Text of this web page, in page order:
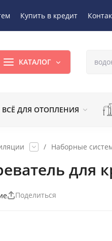
Купить в кредит
КАТАЛОГ
ВСЁ ДЛЯ ОТОПЛЕНИЯ
/ Наборные
для
Поделиться